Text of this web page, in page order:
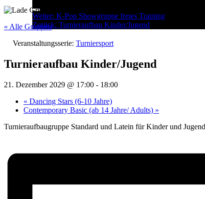
Menu
Post
navigation
Weiter: K-Pop Showgruppe freies Training
Zurück: Turnieraufbau Kinder/Jugend
« Alle Gruppen
Veranstaltungsserie: Turniersport
Turnieraufbau Kinder/Jugend
21. Dezember 2029 @ 17:00 - 18:00
« Dancing Stars (6-10 Jahre)
Contemporary Basic (ab 14 Jahre/ Adults) »
Turnieraufbaugruppe Standard und Latein für Kinder und